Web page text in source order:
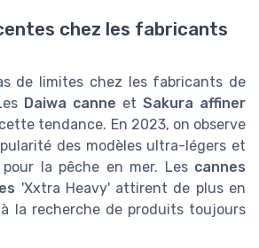
chez les fabricants
de limites chez les fabricants de
Daiwa canne et Sakura affiner
tendance. En 2023, on observe
des modèles ultra-légers et
la pêche en mer. Les cannes
'Xxtra Heavy' attirent de plus en
la recherche de produits toujours